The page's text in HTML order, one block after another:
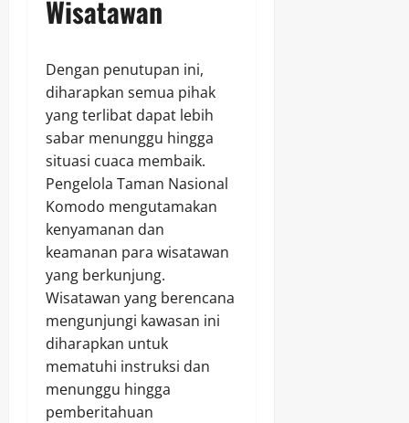
Wisatawan
Dengan penutupan ini,
diharapkan semua pihak
yang terlibat dapat lebih
sabar menunggu hingga
situasi cuaca membaik.
Pengelola Taman Nasional
Komodo mengutamakan
kenyamanan dan
keamanan para wisatawan
yang berkunjung.
Wisatawan yang berencana
mengunjungi kawasan ini
diharapkan untuk
mematuhi instruksi dan
menunggu hingga
pemberitahuan